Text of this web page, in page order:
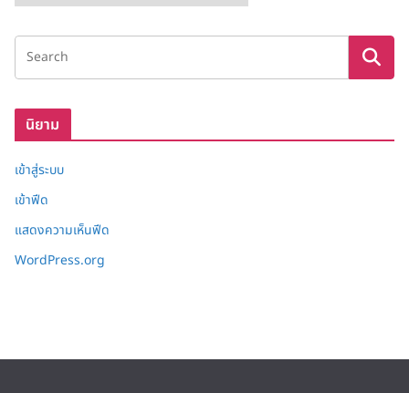
ลั
ง
ก็
นิยาม
เข้าสู่ระบบ
เข้าฟีด
แสดงความเห็นฟีด
WordPress.org